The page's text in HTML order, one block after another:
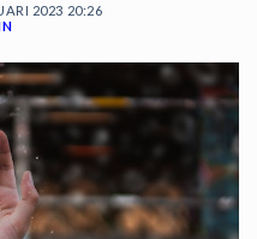
2023 20:26